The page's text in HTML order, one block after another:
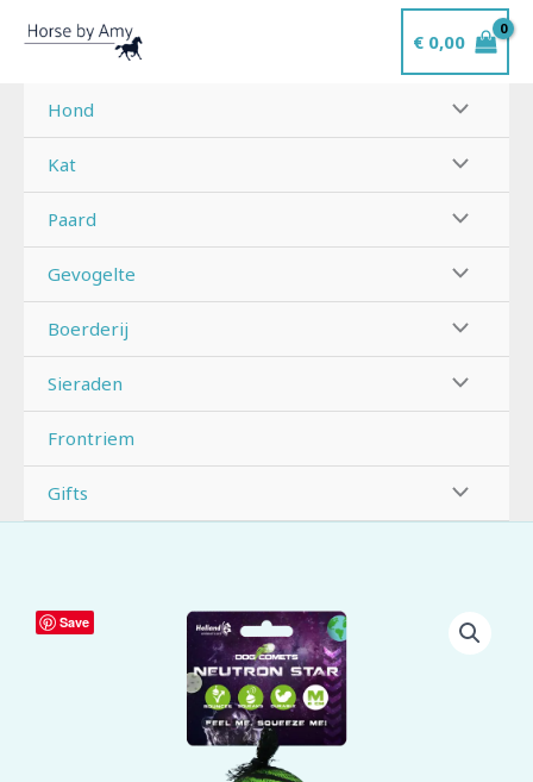
naar
inhoud
€0,00
Hond
Kat
Paard
Gevogelte
Boerderij
Sieraden
Frontriem
Gifts
Save
Dog
Comets